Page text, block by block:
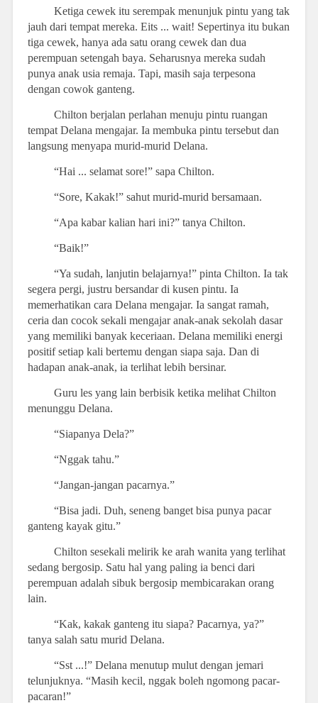
Ketiga cewek itu serempak menunjuk pintu yang tak
jauh dari tempat mereka. Eits ... wait! Sepertinya itu bukan
tiga cewek, hanya ada satu orang cewek dan dua
perempuan setengah baya. Seharusnya mereka sudah
punya anak usia remaja. Tapi, masih saja terpesona
dengan cowok ganteng.
Chilton berjalan perlahan menuju pintu ruangan
tempat Delana mengajar. Ia membuka pintu tersebut dan
langsung menyapa murid-murid Delana.
“Hai ... selamat sore!” sapa Chilton.
“Sore, Kakak!” sahut murid-murid bersamaan.
“Apa kabar kalian hari ini?” tanya Chilton.
“Baik!”
“Ya sudah, lanjutin belajarnya!” pinta Chilton. Ia tak
segera pergi, justru bersandar di kusen pintu. Ia
memerhatikan cara Delana mengajar. Ia sangat ramah,
ceria dan cocok sekali mengajar anak-anak sekolah dasar
yang memiliki banyak keceriaan. Delana memiliki energi
positif setiap kali bertemu dengan siapa saja. Dan di
hadapan anak-anak, ia terlihat lebih bersinar.
Guru les yang lain berbisik ketika melihat Chilton
menunggu Delana.
“Siapanya Dela?”
“Nggak tahu.”
“Jangan-jangan pacarnya.”
“Bisa jadi. Duh, seneng banget bisa punya pacar
ganteng kayak gitu.”
Chilton sesekali melirik ke arah wanita yang terlihat
sedang bergosip. Satu hal yang paling ia benci dari
perempuan adalah sibuk bergosip membicarakan orang
lain.
“Kak, kakak ganteng itu siapa? Pacarnya, ya?”
tanya salah satu murid Delana.
“Sst ...!” Delana menutup mulut dengan jemari
telunjuknya. “Masih kecil, nggak boleh ngomong pacar-
pacaran!”